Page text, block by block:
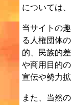
については
当サイトの
る人権団体
的、民族的
や商用目的
宣伝や勢力
また、当然